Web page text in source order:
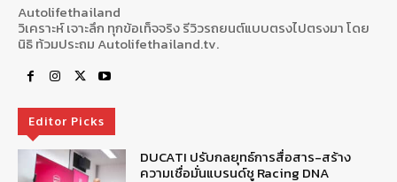
Autolifethailand
วิเคราะห์ เจาะลึก ทุกข้อเท็จจริง รีวิวรถยนต์แบบตรงไปตรงมา โดย
นิธิ ท้วมประถม Autolifethailand.tv.
Editor Picks
DUCATI ปรับกลยุทธ์การสื่อสาร-สร้าง
ความเชื่อมั่นแบรนด์ชู Racing DNA